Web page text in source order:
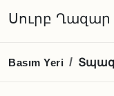
Սուրբ
Basım Yeri /